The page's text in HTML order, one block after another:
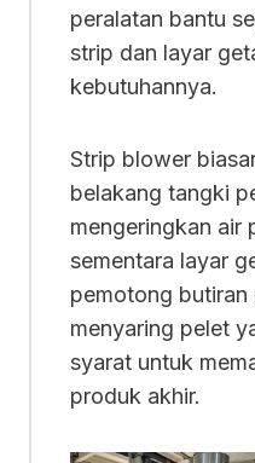
peralatan bantu
strip dan layar
kebutuhannya.
Strip blower
belakang tangki
mengeringkan air
sementara layar
pemotong butiran
menyaring pelet
syarat untuk
produk akhir.